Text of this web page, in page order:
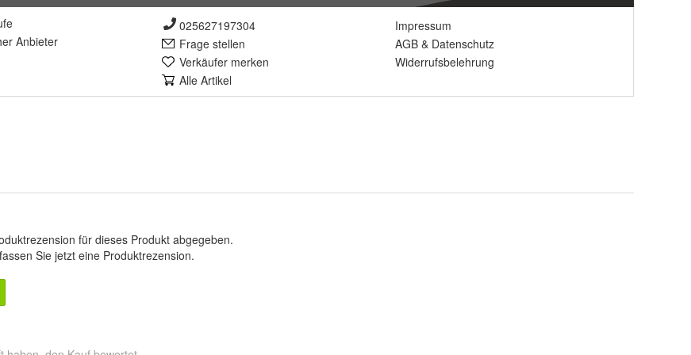
er Anbieter
025627197304
Frage stellen
Verkäufer merken
Alle Artikel
Impressum
AGB & Datenschutz
Widerrufsbelehrung
für dieses Produkt abgegeben.
Sie jetzt eine Produktrezension.